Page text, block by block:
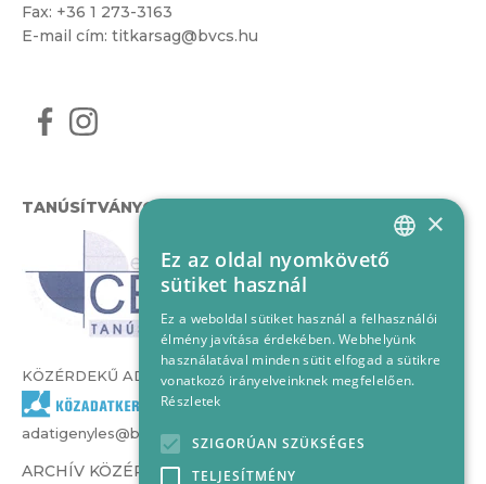
Fax: +36 1 273-3163
E-mail cím: titkarsag@bvcs.hu
TANÚSÍTVÁNYOK
KÖZÉRDEKŰ ADATOK
adatigenyles@bvcs.hu
ARCHÍV KÖZÉRDEKŰ ADATOK –
HUNGARIAN
×
Ez az oldal nyomkövető
sütiket használ
Ez a weboldal sütiket használ a felhasználói
élmény javítása érdekében. Webhelyünk
használatával minden sütit elfogad a sütikre
vonatkozó irányelveinknek megfelelően.
Részletek
SZIGORÚAN SZÜKSÉGES
TELJESÍTMÉNY